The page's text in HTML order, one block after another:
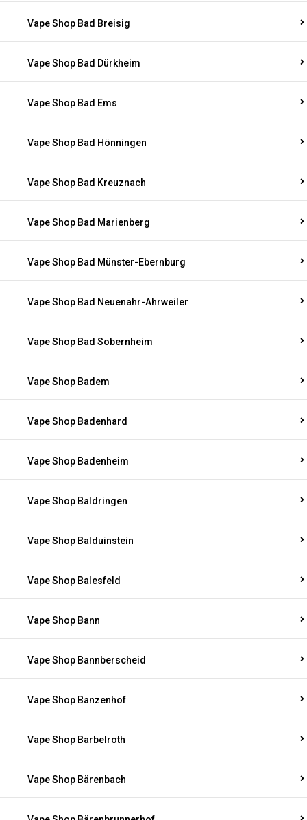
Vape Shop Bad Breisig
Vape Shop Bad Dürkheim
Vape Shop Bad Ems
Vape Shop Bad Hönningen
Vape Shop Bad Kreuznach
Vape Shop Bad Marienberg
Vape Shop Bad Münster-Ebernburg
Vape Shop Bad Neuenahr-Ahrweiler
Vape Shop Bad Sobernheim
Vape Shop Badem
Vape Shop Badenhard
Vape Shop Badenheim
Vape Shop Baldringen
Vape Shop Balduinstein
Vape Shop Balesfeld
Vape Shop Bann
Vape Shop Bannberscheid
Vape Shop Banzenhof
Vape Shop Barbelroth
Vape Shop Bärenbach